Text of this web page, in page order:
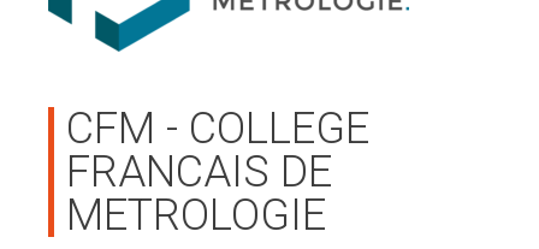
CFM - COLLEGE
FRANCAIS DE
METROLOGIE